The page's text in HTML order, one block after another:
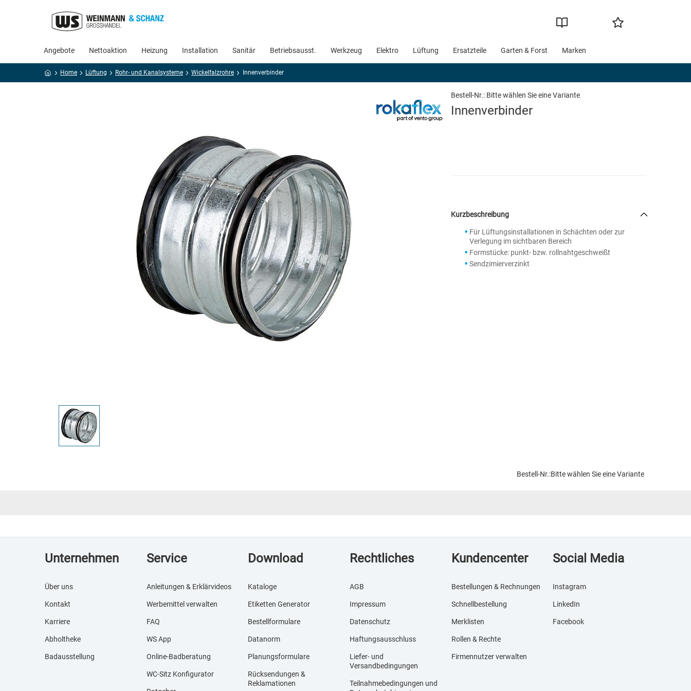
Angebote Nettoaktion Heizung Installation Sanitär Betriebsausst. Werkzeug Elektro Lüftung Ersatzteile Garten & Forst Marken
Home Lüftung Rohr- und Kanalsysteme Wickelfalzrohre Innenverbinder
Bestell-Nr.: Bitte wählen Sie eine Variante
Innenverbinder
Kurzbeschreibung
Für Lüftungsinstallationen in Schächten oder zur
Verlegung im sichtbaren Bereich
Formstücke: punkt- bzw. rollnahtgeschweißt
Sendzimierverzinkt
Bestell-Nr.:Bitte wählen Sie eine Variante
Unternehmen
Über uns
Kontakt
Karriere
Abholtheke
Badausstellung
Service
Anleitungen & Erklärvideos
Werbemittel verwalten
FAQ
WS App
Online-Badberatung
WC-Sitz Konfigurator
Download
Kataloge
Etiketten Generator
Bestellformulare
Datanorm
Planungsformulare
Rücksendungen &
Reklamationen
Rechtliches
AGB
Impressum
Datenschutz
Haftungsausschluss
Liefer- und
Versandbedingungen
Teilnahmebedingungen und
Kundencenter
Bestellungen & Rechnungen
Schnellbestellung
Merklisten
Rollen & Rechte
Firmennutzer verwalten
Social Media
Instagram
LinkedIn
Facebook